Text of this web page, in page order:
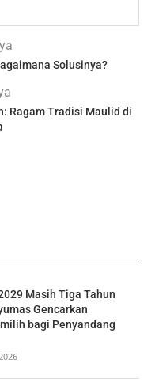
Solusinya?
Ragam Tradisi Maulid di
Masih Tiga Tahun
Gencarkan
bagi Penyandang